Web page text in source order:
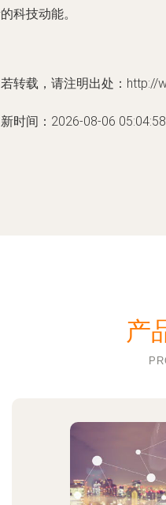
科技动能。
转载，请注明出处：http://
时间：2026-08-06 05:04:58
产